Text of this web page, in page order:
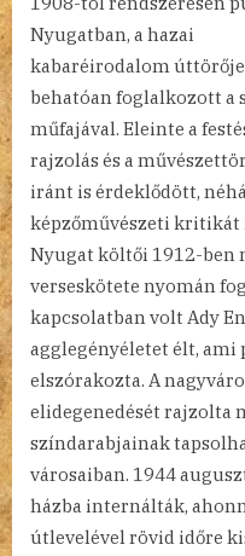
Nyugatban, a hazai
kabaréirodalom
behatóan foglalkozott a
műfajával. Eleinte a
rajzolás és a
iránt is érdeklődött,
képzőművészeti kritikát
Nyugat költői 1912-ben
verseskötete nyomán
kapcsolatban volt Ady
agglegényéletet élt, ami
elszórakozta. A
elidegenedését rajzolta
színdarabjainak
városaiban. 1944
házba internálták,
útlevelével rövid időre